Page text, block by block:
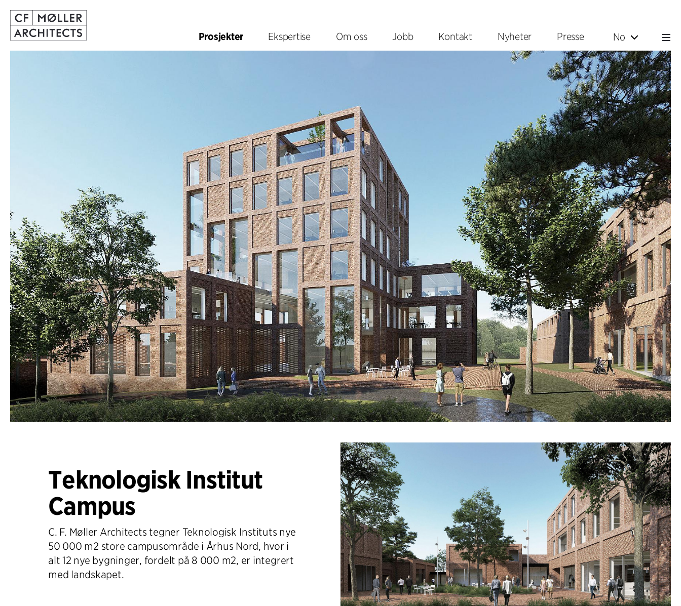
Prosjekter Ekspertise Om oss Jobb Kontakt Nyheter Presse No
Teknologisk Institut
Campus
C. F. Møller Architects tegner Teknologisk Instituts nye
50 000 m2 store campusområde i Århus Nord, hvor i
alt 12 nye bygninger, fordelt på 8 000 m2, er integrert
med landskapet.